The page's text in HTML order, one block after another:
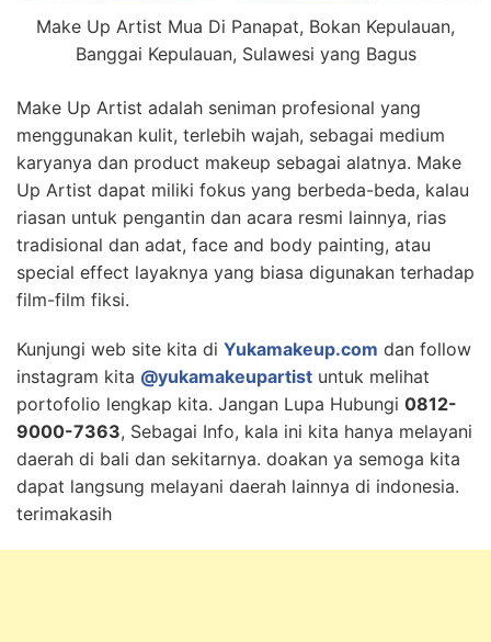
Make Up Artist Mua Di Panapat, Bokan Kepulauan,
Banggai Kepulauan, Sulawesi yang Bagus
Make Up Artist adalah seniman profesional yang
menggunakan kulit, terlebih wajah, sebagai medium
karyanya dan product makeup sebagai alatnya. Make
Up Artist dapat miliki fokus yang berbeda-beda, kalau
riasan untuk pengantin dan acara resmi lainnya, rias
tradisional dan adat, face and body painting, atau
special effect layaknya yang biasa digunakan terhadap
film-film fiksi.
Kunjungi web site kita di Yukamakeup.com dan follow
instagram kita @yukamakeupartist untuk melihat
portofolio lengkap kita. Jangan Lupa Hubungi 0812-
9000-7363, Sebagai Info, kala ini kita hanya melayani
daerah di bali dan sekitarnya. doakan ya semoga kita
dapat langsung melayani daerah lainnya di indonesia.
terimakasih